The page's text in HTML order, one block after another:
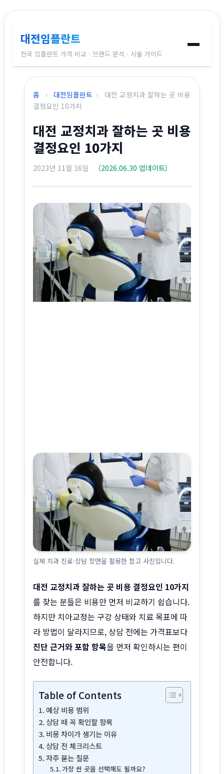
대전임플란트
전국 임플란트 가격 비교 · 브랜드 분석 · 시술 가이드
홈
임플란트 브랜드
가격 비교
전국 지역별 가격
교정치과
사이트 소개
홈 › 대전임플란트 ›
대전 교정치과 잘하는 곳 비용
결정요인 10가지
대전 교정치과 잘하는 곳 비용
결정요인 10가지
2023년 11월 16일 (2026.06.30 업데이트)
실제 치과 진료·상담 장면을 활용한 참고 사진입니다.
대전 교정치과 잘하는 곳 비용 결정요인 10가지
를 찾는 분들은 비용만 먼저 비교하기 쉽습니다.
하지만 치아교정는 구강 상태와 치료 목표에 따
라 방법이 달라지므로, 상담 전에는 가격표보다
진단 근거와 포함 항목을 먼저 확인하시는 편이
안전합니다.
Table of Contents
예상 비용 범위
상담 때 꼭 확인할 항목
비용 차이가 생기는 이유
상담 전 체크리스트
자주 묻는 질문
가장 싼 곳을 선택해도 될까요?